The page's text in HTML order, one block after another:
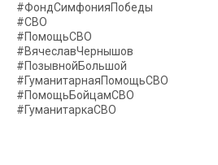
#ФондСимфонияПобеды
#СВО
#ПомощьСВО
#ВячеславЧернышов
#ПозывнойБольшой
#ГуманитарнаяПомощьСВО
#ПомощьБойцамСВО
#ГуманитаркаСВО